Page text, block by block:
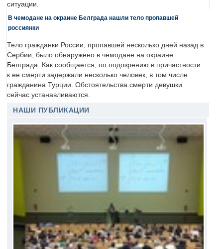
ситуации.
В чемодане на окраине Белграда нашли тело пропавшей
россиянки
Тело гражданки России, пропавшей несколько дней назад в
Сербии, было обнаружено в чемодане на окраине
Белграда. Как сообщается, по подозрению в причастности
к ее смерти задержали несколько человек, в том числе
гражданина Турции. Обстоятельства смерти девушки
сейчас устанавливаются.
НАШИ ПУБЛИКАЦИИ